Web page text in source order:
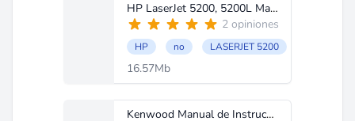
HP LaserJet 5200, 5200L Manual de Partes, Manual de Servicio.pdf
2 opiniones
HP no LASERJET 5200
16.57Mb
Kenwood Manual de Instrucciones TS50S.PDF